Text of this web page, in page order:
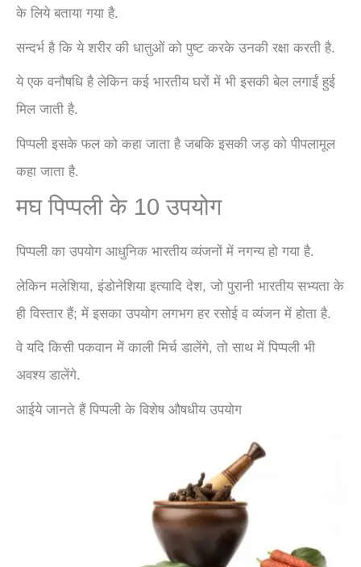
के लिये बताया गया है.
सन्दर्भ है कि ये शरीर की धातुओं को पुष्ट करके उनकी रक्षा करती है.
ये एक वनौषधि है लेकिन कई भारतीय घरों में भी इसकी बेल लगाईं हुई
मिल जाती है.
पिप्पली इसके फल को कहा जाता है जबकि इसकी जड़ को पीपलामूल
कहा जाता है.
मघ पिप्पली के 10 उपयोग
पिप्पली का उपयोग आधुनिक भारतीय व्यंजनों में नगन्य हो गया है.
लेकिन मलेशिया, इंडोनेशिया इत्यादि देश, जो पुरानी भारतीय सभ्यता के
ही विस्तार हैं; में इसका उपयोग लगभग हर रसोई व व्यंजन में होता है.
वे यदि किसी पकवान में काली मिर्च डालेंगे, तो साथ में पिप्पली भी
अवश्य डालेंगे.
आईये जानते हैं पिप्पली के विशेष औषधीय उपयोग